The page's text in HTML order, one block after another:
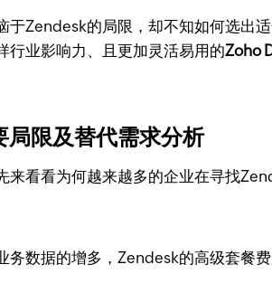
于Zendesk的局限，却不知如何选出
行业影响力、且更加灵活易用的Zoho
限及替代需求分析
来看看为何越来越多的企业在寻找
务数据的增多，Zendesk的高级套餐